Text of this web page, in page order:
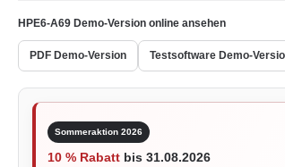
HPE6-A69 Demo-Version online ansehen
PDF Demo-Version Testsoftware Demo-
Sommeraktion 2026
10 % Rabatt bis 31.08.2026